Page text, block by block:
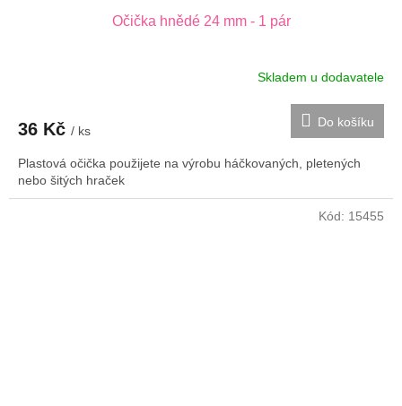
Očička hnědé 24 mm - 1 pár
Skladem u dodavatele
36 Kč / ks
Do košíku
Plastová očička použijete na výrobu háčkovaných, pletených
nebo šitých hraček
Kód: 15455